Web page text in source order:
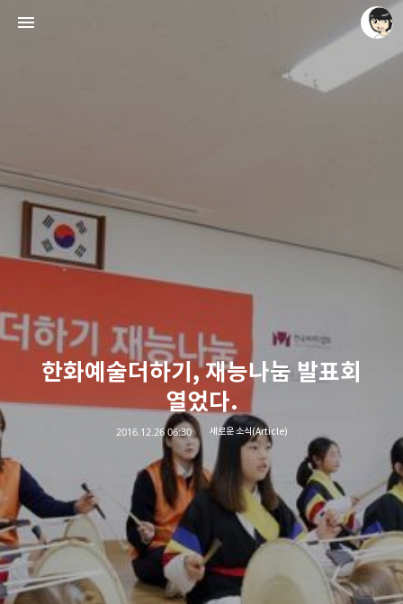
한화예술더하기, 재능나눔 발표회
열었다.
2016.12.26 06:30 새로운 소식(Article)